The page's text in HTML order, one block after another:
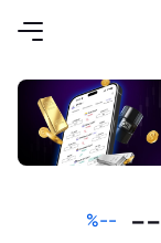
--
--
%